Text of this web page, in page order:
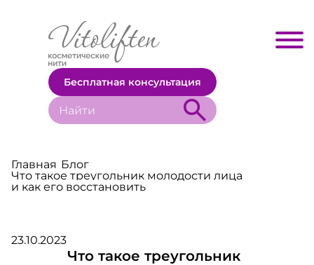
Бесплатная консультация
Главная Блог
Что такое треугольник молодости лица
и как его восстановить
23.10.2023
Что такое треугольник